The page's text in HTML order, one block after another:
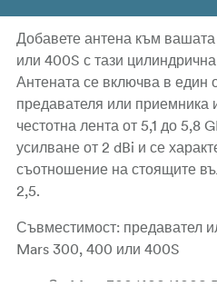
Добавете антена към
или 400S с тази
Антената се включва в един
предавателя или
честотна лента от 5,1 до 5,8
усилване от 2 dBi и се
съотношение на стоящите
2,5.
Съвместимост: предавател
Mars 300, 400 или 400S
За Mars 300/400/400S